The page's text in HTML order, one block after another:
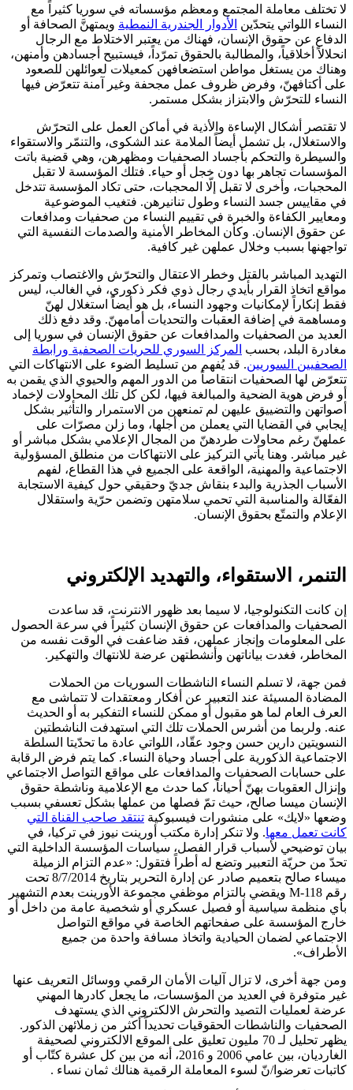
لا تختلف معاملة المجتمع ومعظم مؤسساته في سوريا كثيراً مع
النساء اللواتي يتحدّين الأدوار الجندرية النمطية ويمتهنَّ الصحافة أو
الدفاع عن حقوق الإنسان، فهناك من يعتبر الاختلاط مع الرجال
انحلالاً أخلاقياً، والمطالبة بالحقوق تمرّداً، فيستبيح أجسادهن وأمنهن،
وهناك من يستغل مواطن استضعافهن كمعيلات لعوائلهن للصعود
على أكتافهنّ، وفرض ظروف عمل مجحفة وغير آمنة تتعرّض فيها
النساء للتحرّش والابتزاز بشكل مستمر.
لا تقتصر أشكال الإساءة والأذية في أماكن العمل على التحرّش
والاستغلال، بل تشمل أيضاً الملامة عند الشكوى، والتنمّر والاستقواء
والسيطرة والتحكم بأجساد الصحفيات ومظهرهن، وهي قضية باتت
المؤسسات تجاهر بها دون خجل أو حياء. فتلك المؤسسة لا تقبل
المحجبات، وأخرى لا تقبل إلّا المحجبات، حتى تكاد المؤسسة تتدخل
في مقاييس جسد النساء وطول تنانيرهن. فتغيب الموضوعية
ومعايير الكفاءة والخبرة في تقييم النساء من صحفيات ومدافعات
عن حقوق الإنسان. وكأن المخاطر الأمنية والصدمات النفسية التي
تواجهنها بسبب وخلال عملهن غير كافية.
التهديد المباشر بالقتل وخطر الاعتقال والتحرّش والاغتصاب وتمركز
مواقع اتخاذ القرار بأيدي رجال ذوي فكر ذكوري، في الغالب، ليس
فقط إنكاراً لإمكانيات وجهود النساء، بل هو أيضاً استغلال لهنّ
ومساهمة في إضافة العقبات والتحديات أمامهنّ. وقد دفع ذلك
العديد من الصحفيات والمدافعات عن حقوق الإنسان في سوريا إلى
مغادرة البلد، بحسب المركز السوري للحريات الصحفية ورابطة
الصحفيين السوريين. قد يُفهم من تسليط الضوء على الانتهاكات التي
تتعرّض لها الصحفيات انتقاصاً من الدور المهم والحيوي الذي يقمن به
أو فرض هوية الضحية والمبالغة فيها، لكن كل تلك المحاولات لإخماد
أصواتهن والتضييق عليهن لم تمنعهن من الاستمرار والتأثير بشكل
إيجابي في القضايا التي يعملن من أجلها، وما زلن مصرّات على
عملهنّ رغم محاولات طردهنّ من المجال الإعلامي بشكل مباشر أو
غير مباشر. وهنا يأتي التركيز على الانتهاكات من منطلق المسؤولية
الاجتماعية والمهنية، الواقعة على الجميع في هذا القطاع، لفهم
الأسباب الجذرية والبدء بنقاش جديّ وحقيقي حول كيفية الاستجابة
الفعّالة والمناسبة التي تحمي سلامتهن وتضمن حرّية واستقلال
الإعلام والتمتّع بحقوق الإنسان.
التنمر، الاستقواء، والتهديد الإلكتروني
إن كانت التكنولوجيا، لا سيما بعد ظهور الانترنت، قد ساعدت
الصحفيات والمدافعات عن حقوق الإنسان كثيراً في سرعة الحصول
على المعلومات وإنجاز عملهن، فقد ضاعفت في الوقت نفسه من
المخاطر، فغدت بياناتهن وأنشطتهن عرضة للانتهاك والتهكير.
فمن جهة، لا تسلم النساء الناشطات السوريات من الحملات
المضادة المسيئة عند التعبير عن أفكار ومعتقدات لا تتماشى مع
العرف العام لما هو مقبول أو ممكن للنساء التفكير به أو الحديث
عنه. ولربما من أشرس الحملات تلك التي استهدفت الناشطتين
النسويتين دارين حسن وجود عقّاد، اللواتي عادة ما تحدّيتا السلطة
الاجتماعية الذكورية على أجساد وحياة النساء. كما يتم فرض الرقابة
على حسابات الصحفيات والمدافعات على مواقع التواصل الاجتماعي
وإنزال العقوبات بهنّ أحياناً، كما حدث مع الإعلامية وناشطة حقوق
الإنسان ميسا صالح، حيث تمّ فصلها من عملها بشكل تعسفي بسبب
وضعها «لايك» على منشورات فيسبوكية تنتقد صاحب القناة التي
كانت تعمل معها. ولا تنكر إدارة مكتب أورينت نيوز في تركيا، في
بيان توضيحي لأسباب قرار الفصل، سياسات المؤسسة الداخلية التي
تحدّ من حريّة التعبير وتضع له أطراً فتقول: «عدم التزام الزميلة
ميساء صالح بتعميم صادر عن إدارة التحرير بتاريخ 8/7/2014 تحت
رقم M-118 ويقضي بالتزام موظفي مجموعة الأورينت بعدم التشهير
بأي منظمة سياسية أو فصيل عسكري أو شخصية عامة من داخل أو
خارج المؤسسة على صفحاتهم الخاصة في مواقع التواصل
الاجتماعي لضمان الحيادية واتخاذ مسافة واحدة من جميع
الأطراف».
ومن جهة أخرى، لا تزال آليات الأمان الرقمي ووسائل التعريف عنها
غير متوفرة في العديد من المؤسسات، ما يجعل كادرها المهني
عرضة لعمليات التصيد والتحرش الالكتروني الذي يستهدف
الصحفيات والناشطات الحقوقيات تحديداً أكثر من زملائهن الذكور.
يظهر تحليل لـ 70 مليون تعليق على الموقع الالكتروني لصحيفة
الغارديان، بين عامي 2006 و 2016، أنه من بين كل عشرة كتّاب أو
كاتبات تعرضوا/نّ لسوء المعاملة الرقمية هنالك ثمان نساء .